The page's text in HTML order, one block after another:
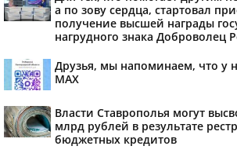
а по зову сердца, стартовал
получение высшей награды
нагрудного знака Доброволец
Друзья, мы напоминаем, что у
МАХ
Власти Ставрополья могут
млрд рублей в результате
бюджетных кредитов